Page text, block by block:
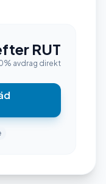
RUT
avdrag direkt